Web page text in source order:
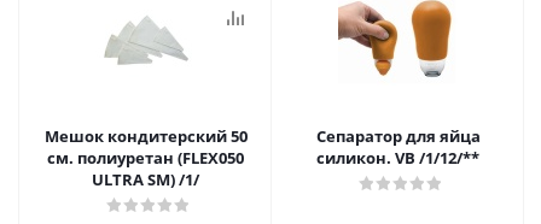
Мешок кондитерский 50
см. полиуретан (FLEX050
ULTRA SM) /1/
Сепаратор для яйца
силикон. VB /1/12/**